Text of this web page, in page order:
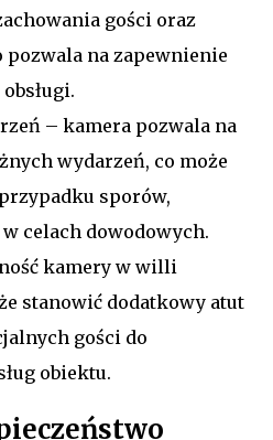
gości oraz
na zapewnienie
– kamera pozwala na
wydarzeń, co może
sporów,
celach dowodowych.
kamery w willi
stanowić dodatkowy atut
gości do
obiektu.